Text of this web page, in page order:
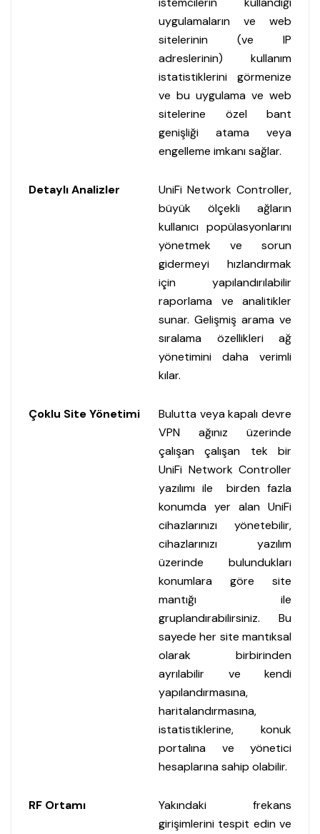
uygulamaların ve web
sitelerinin (ve IP
adreslerinin) kullanım
istatistiklerini görmenize
ve bu uygulama ve web
sitelerine özel bant
genişliği atama veya
engelleme imkanı sağlar.
Detaylı Analizler
UniFi Network Controller,
büyük ölçekli ağların
kullanıcı popülasyonlarını
yönetmek ve sorun
gidermeyi hızlandırmak
için yapılandırılabilir
raporlama ve analitikler
sunar. Gelişmiş arama ve
sıralama özellikleri ağ
yönetimini daha verimli
kılar.
Çoklu Site Yönetimi
Bulutta veya kapalı devre
VPN ağınız üzerinde
çalışan çalışan tek bir
UniFi Network Controller
yazılımı ile birden fazla
konumda yer alan UniFi
cihazlarınızı yönetebilir,
cihazlarınızı yazılım
üzerinde bulundukları
konumlara göre site
mantığı ile
gruplandırabilirsiniz. Bu
sayede her site mantıksal
olarak birbirinden
ayrılabilir ve kendi
yapılandırmasına,
haritalandırmasına,
istatistiklerine, konuk
portalına ve yönetici
hesaplarına sahip olabilir.
RF Ortamı
Yakındaki frekans
girişimlerini tespit edin ve